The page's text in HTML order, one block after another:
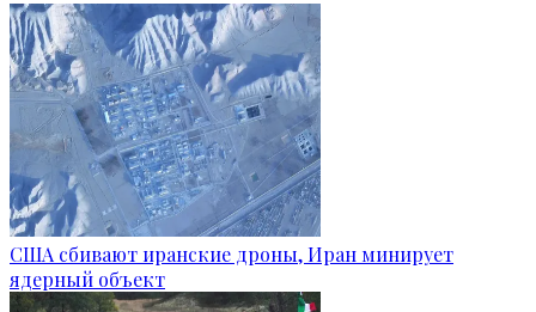
США сбивают иранские дроны, Иран минирует
ядерный объект